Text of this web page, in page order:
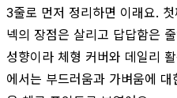
3줄로 먼저 정리하면 이래요.
넥의 장점은 살리고 답답함은
성향이라 체형 커버와 데일리
에서는 부드러움과 가벼움에